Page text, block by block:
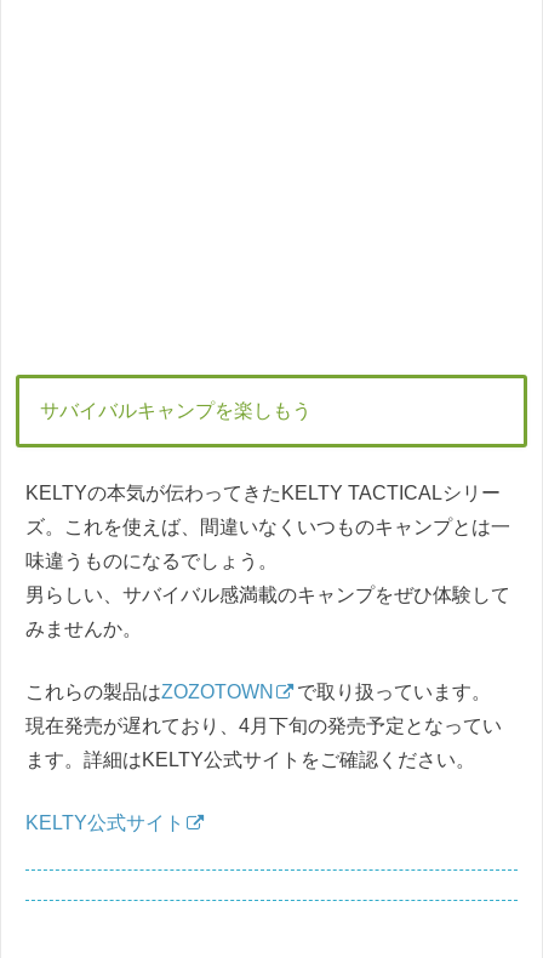
サバイバルキャンプを楽しもう
KELTYの本気が伝わってきたKELTY TACTICALシリー
ズ。これを使えば、間違いなくいつものキャンプとは一
味違うものになるでしょう。
男らしい、サバイバル感満載のキャンプをぜひ体験して
みませんか。
これらの製品はZOZOTOWN
で取り扱っています。
現在発売が遅れており、4月下旬の発売予定となってい
ます。詳細はKELTY公式サイトをご確認ください。
KELTY公式サイト